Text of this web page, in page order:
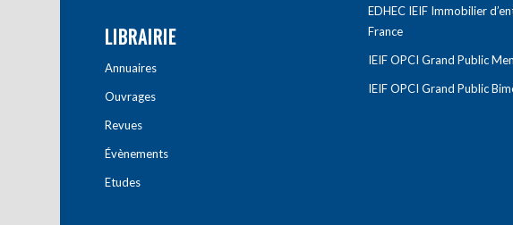
LIBRAIRIE
Annuaires
Ouvrages
Revues
Évènements
Etudes
EDHEC IEIF Immobilier
France
IEIF OPCI Grand Public
IEIF OPCI Grand Public